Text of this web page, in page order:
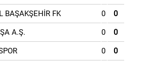
BAŞAKŞEHİR FK 0 0
A.Ş. 0 0
0 0